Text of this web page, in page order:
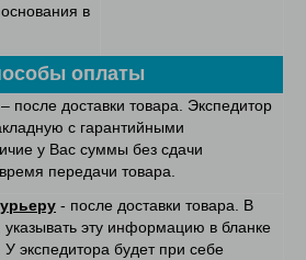
в
оплаты
– после доставки товара. Экспедитор
с гарантийными
у Вас суммы без сдачи
передачи товара.
- после доставки товара. В
указывать эту информацию в бланке
экспедитора будет при себе